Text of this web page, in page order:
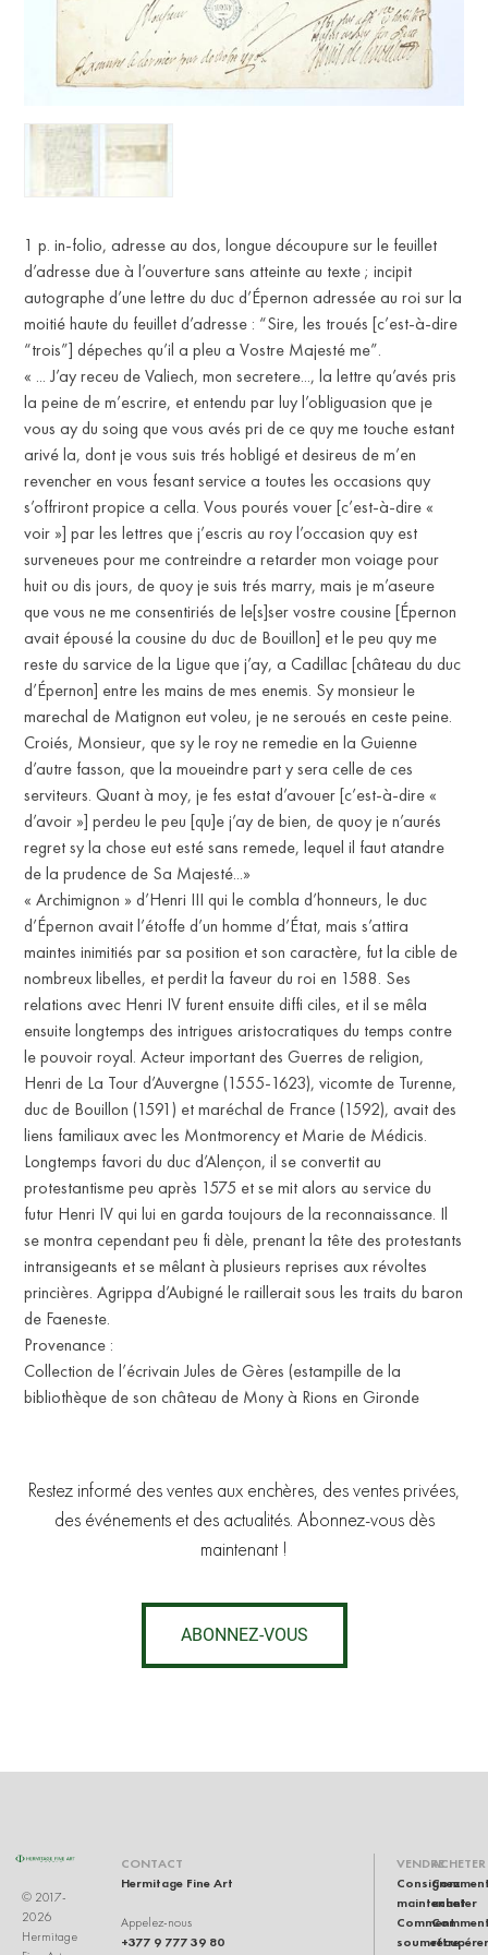
FR
IT
1 p. in-folio, adresse au dos, longue découpure sur le feuillet
d’adresse due à l’ouverture sans atteinte au texte ; incipit
autographe d’une lettre du duc d’Épernon adressée au roi sur la
moitié haute du feuillet d’adresse : “Sire, les troués [c’est-à-dire
“trois”] dépeches qu’il a pleu a Vostre Majesté me”.
« ... J’ay receu de Valiech, mon secretere..., la lettre qu’avés pris
la peine de m’escrire, et entendu par luy l’obliguasion que je
vous ay du soing que vous avés pri de ce quy me touche estant
arivé la, dont je vous suis trés hobligé et desireus de m’en
revencher en vous fesant service a toutes les occasions quy
s’offriront propice a cella. Vous pourés vouer [c’est-à-dire «
voir »] par les lettres que j’escris au roy l’occasion quy est
surveneues pour me contreindre a retarder mon voiage pour
huit ou dis jours, de quoy je suis trés marry, mais je m’aseure
que vous ne me consentiriés de le[s]ser vostre cousine [Épernon
avait épousé la cousine du duc de Bouillon] et le peu quy me
reste du sarvice de la Ligue que j’ay, a Cadillac [château du duc
d’Épernon] entre les mains de mes enemis. Sy monsieur le
marechal de Matignon eut voleu, je ne seroués en ceste peine.
Croiés, Monsieur, que sy le roy ne remedie en la Guienne
d’autre fasson, que la moueindre part y sera celle de ces
serviteurs. Quant à moy, je fes estat d’avouer [c’est-à-dire «
d’avoir »] perdeu le peu [qu]e j’ay de bien, de quoy je n’aurés
regret sy la chose eut esté sans remede, lequel il faut atandre
de la prudence de Sa Majesté...»
« Archimignon » d’Henri III qui le combla d’honneurs, le duc
d’Épernon avait l’étoffe d’un homme d’État, mais s’attira
maintes inimitiés par sa position et son caractère, fut la cible de
nombreux libelles, et perdit la faveur du roi en 1588. Ses
relations avec Henri IV furent ensuite diffi ciles, et il se mêla
ensuite longtemps des intrigues aristocratiques du temps contre
le pouvoir royal. Acteur important des Guerres de religion,
Henri de La Tour d’Auvergne (1555-1623), vicomte de Turenne,
duc de Bouillon (1591) et maréchal de France (1592), avait des
liens familiaux avec les Montmorency et Marie de Médicis.
Longtemps favori du duc d’Alençon, il se convertit au
protestantisme peu après 1575 et se mit alors au service du
futur Henri IV qui lui en garda toujours de la reconnaissance. Il
se montra cependant peu fi dèle, prenant la tête des protestants
intransigeants et se mêlant à plusieurs reprises aux révoltes
princières. Agrippa d’Aubigné le raillerait sous les traits du baron
de Faeneste.
Provenance :
Collection de l’écrivain Jules de Gères (estampille de la
bibliothèque de son château de Mony à Rions en Gironde
Restez informé des ventes aux enchères, des ventes privées,
des événements et des actualités. Abonnez-vous dès
maintenant !
ABONNEZ-VOUS
© 2017-
2026
Hermitage
CONTACT
Hermitage Fine Art
Appelez-nous
+377 9 777 39 80
VENDRE
Consignez
maintenant
Comment
soumettre
ACHETER
acheter
récupérer